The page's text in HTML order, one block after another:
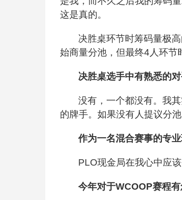
这是真的。
决胜桌环节时筹码量极
始商量分池，但最终4人环节
决胜桌选手中有熟悉的对
没有，一个都没有。我
的牌手。如果没有人提议分
作为一名混合赛事的专
PLO现金局在我心中应
今年对于WCOOP赛程